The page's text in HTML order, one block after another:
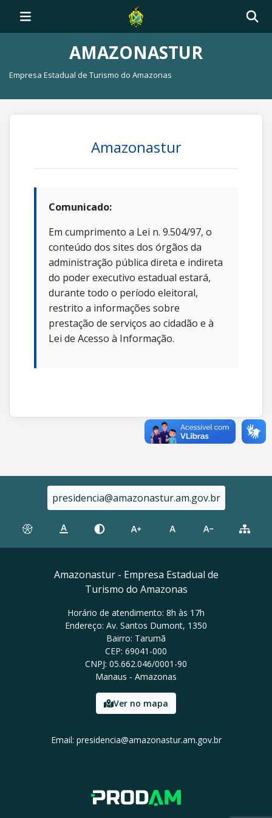
AMAZONASTUR
Empresa Estadual de Turismo do Amazonas
Amazonastur
Comunicado:
Em cumprimento a Lei n. 9.504/97, o
conteúdo dos sites dos órgãos da
administração pública direta e indireta
do poder executivo estadual estará,
durante todo o período eleitoral,
restrito a informações sobre
prestação de serviços ao cidadão e à
Lei de Acesso à Informação.
presidencia@amazonastur.am.gov.br
Amazonastur - Empresa Estadual de
Turismo do Amazonas
Horário de atendimento: 8h às 17h
Endereço: Av. Santos Dumont, 1350
Bairro: Tarumã
CEP: 69041-000
CNPJ: 05.662.046/0001-90
Manaus - Amazonas
Ver no mapa
Email: presidencia@amazonastur.am.gov.br